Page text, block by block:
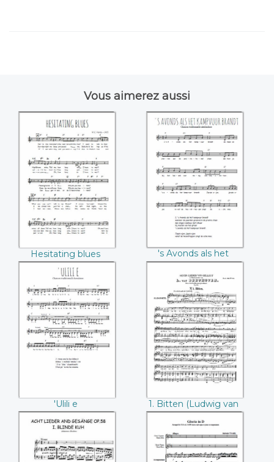
Vous aimerez aussi
Hesitating blues
(W.C. handy)
Hesitating blues
(W.C. handy)
's Avonds als het
kampvuur
's Avonds als het
kampvuur
'Ulili e
'Ulili e
1. Bitten (Ludwig
van Beethoven)
1. Bitten (Ludwig van
Beethoven)
1. Blinde Kuh
1. Gloria (Antonio